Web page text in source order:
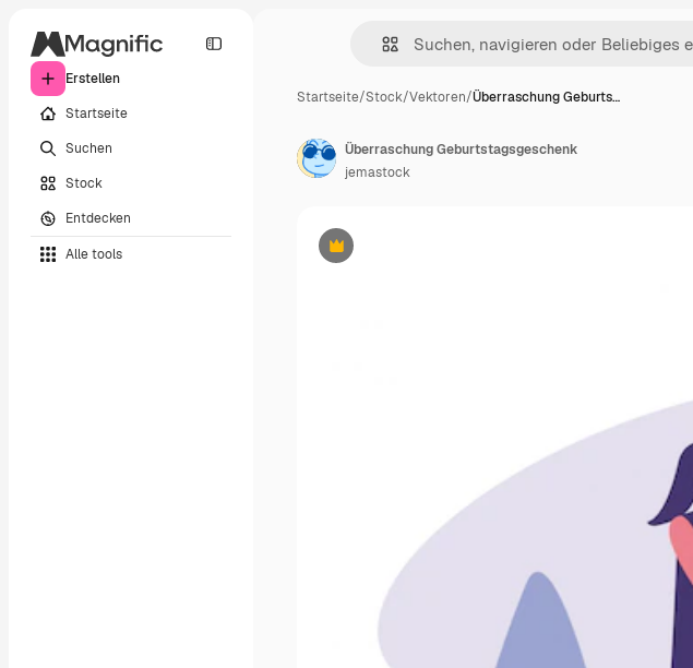
Erstellen
Startseite
Suchen
Stock
Entdecken
Alle tools
Startseite/Stock/Vektoren/Überraschung Geburts…
Premium
Überraschung Geburtstagsgeschenk
jemastock